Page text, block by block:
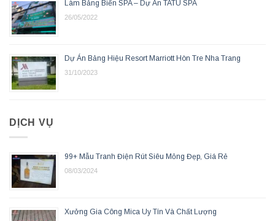
Làm Bảng Biển SPA – Dự Án TATU SPA
26/05/2022
Dự Án Bảng Hiệu Resort Marriott Hòn Tre Nha Trang
31/10/2023
DỊCH VỤ
99+ Mẫu Tranh Điện Rút Siêu Mỏng Đẹp, Giá Rẻ
08/03/2024
Xưởng Gia Công Mica Uy Tín Và Chất Lượng